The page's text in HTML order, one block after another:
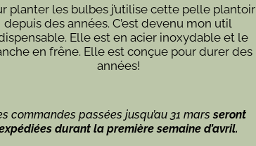
planter les bulbes j’utilise cette pelle plantoir
depuis des années. C’est devenu mon util
Elle est en acier inoxydable et le
en frêne. Elle est conçue pour durer des
années!
commandes passées jusqu’au 31 marsseront
durant la première semaine d’avril.